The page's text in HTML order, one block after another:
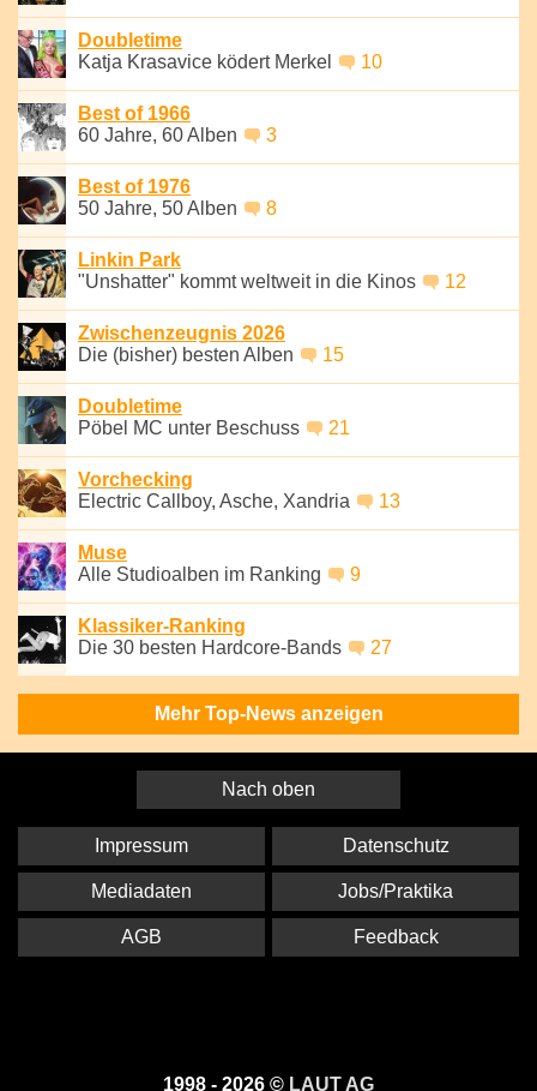
Doubletime
Katja Krasavice ködert Merkel
10
Best of 1966
60 Jahre, 60 Alben
3
Best of 1976
50 Jahre, 50 Alben
8
Linkin Park
"Unshatter" kommt weltweit in die Kinos
12
Zwischenzeugnis 2026
Die (bisher) besten Alben
15
Doubletime
Pöbel MC unter Beschuss
21
Vorchecking
Electric Callboy, Asche, Xandria
13
Muse
Alle Studioalben im Ranking
9
Klassiker-Ranking
Die 30 besten Hardcore-Bands
27
Mehr Top-News anzeigen
Nach oben
1998 - 2026 © LAUT AG
Impressum Datenschutz
Mediadaten Jobs/Praktika
AGB Feedback